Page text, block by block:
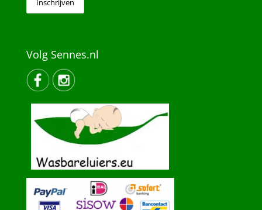
Volg Sennes.nl